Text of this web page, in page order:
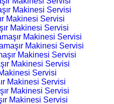
Makinesi Servisi
Makinesi Servisi
Makinesi Servisi
Makinesi Servisi
Makinesi Servisi
Makinesi Servisi
Makinesi Servisi
Servisi
Makinesi Servisi
Makinesi Servisi
Makinesi Servisi